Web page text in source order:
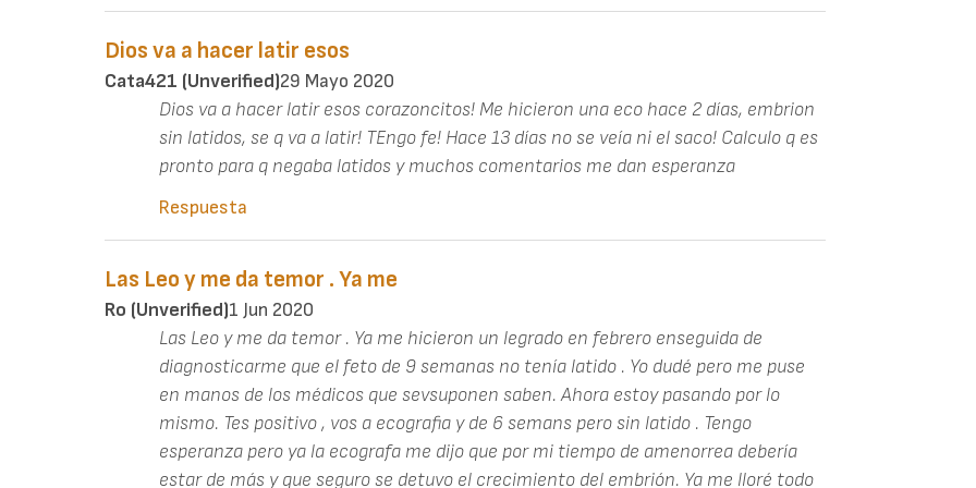
Dios va a hacer latir esos
Cata421 (unverified)29 Mayo 2020
Dios va a hacer latir esos corazoncitos! Me hicieron una eco hace 2 días, embrion
sin latidos, se q va a latir! TEngo fe! Hace 13 días no se veía ni el saco! Calculo q es
pronto para q negaba latidos y muchos comentarios me dan esperanza
Respuesta
Las Leo y me da temor . Ya me
Ro (unverified)1 Jun 2020
Las Leo y me da temor . Ya me hicieron un legrado en febrero enseguida de
diagnosticarme que el feto de 9 semanas no tenía latido . Yo dudé pero me puse
en manos de los médicos que sevsuponen saben. Ahora estoy pasando por lo
mismo. Tes positivo , vos a ecografia y de 6 semans pero sin latido . Tengo
esperanza pero ya la ecografa me dijo que por mi tiempo de amenorrea debería
estar de más y que seguro se detuvo el crecimiento del embrión. Ya me lloré todo